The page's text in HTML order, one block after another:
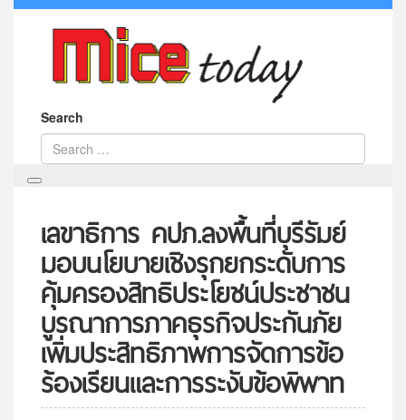
Search
เลขาธิการ คปภ.ลงพื้นที่บุรีรัมย์
มอบนโยบายเชิงรุกยกระดับการ
คุ้มครองสิทธิประโยชน์ประชาชน
บูรณาการภาคธุรกิจประกันภัย
เพิ่มประสิทธิภาพการจัดการข้อ
ร้องเรียนและการระงับข้อพิพาท